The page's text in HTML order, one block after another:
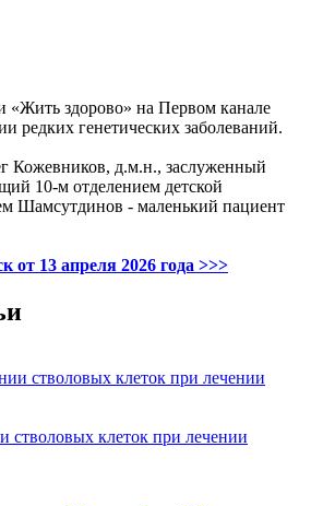
«Жить здорово» на Первом канале
редких генетических заболеваний.
Кожевников, д.м.н., заслуженный
10-м отделением детской
Шамсутдинов - маленький пациент
от 13 апреля 2026 года >>>
стволовых клеток при лечении